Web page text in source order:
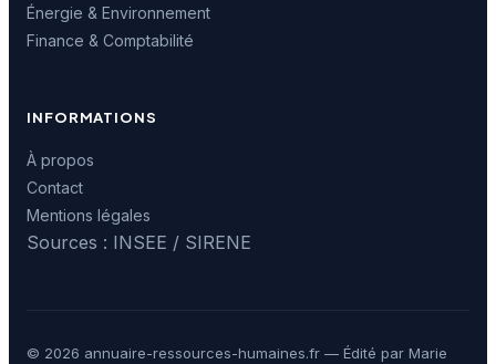
Énergie & Environnement
Finance & Comptabilité
INFORMATIONS
À propos
Contact
Mentions légales
Sources : INSEE / SIRENE
© 2026 annuaire-ressources-humaines.fr — Édité par Marie